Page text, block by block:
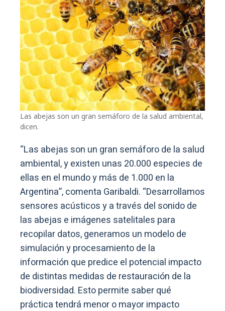
Las abejas son un gran semáforo de la salud ambiental,
dicen.
“Las abejas son un gran semáforo de la salud
ambiental, y existen unas 20.000 especies de
ellas en el mundo y más de 1.000 en la
Argentina”, comenta Garibaldi. “Desarrollamos
sensores acústicos y a través del sonido de
las abejas e imágenes satelitales para
recopilar datos, generamos un modelo de
simulación y procesamiento de la
información que predice el potencial impacto
de distintas medidas de restauración de la
biodiversidad. Esto permite saber qué
práctica tendrá menor o mayor impacto